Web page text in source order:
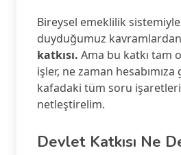
Bireysel emeklilik
duyduğumuz
katkısı. Ama bu katkı tam
işler, ne zaman hesabımıza
kafadaki tüm soru
netleştirelim.
Devlet Katkısı Ne